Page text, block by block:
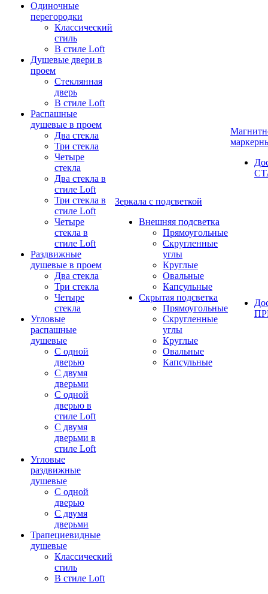
Одиночные
перегородки
Классический
стиль
В стиле Loft
Душевые двери в
проем
Стеклянная
дверь
В стиле Loft
Распашные
душевые в проем
Два стекла
Три стекла
Четыре
стекла
Два стекла в
стиле Loft
Три стекла в
стиле Loft
Четыре
стекла в
стиле Loft
Раздвижные
душевые в проем
Два стекла
Три стекла
Четыре
стекла
Угловые
распашные
душевые
С одной
дверью
С двумя
дверьми
С одной
дверью в
стиле Loft
С двумя
дверьми в
стиле Loft
Угловые
раздвижные
душевые
С одной
дверью
С двумя
дверьми
Трапециевидные
душевые
Классический
стиль
В стиле Loft
Зеркала с подсветкой
Внешняя подсветка
Прямоугольные
Скругленные
углы
Круглые
Овальные
Капсульные
Скрытая подсветка
Прямоугольные
Скругленные
углы
Круглые
Овальные
Капсульные